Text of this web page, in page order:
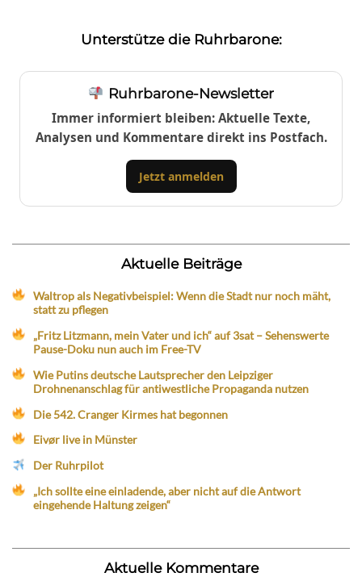
Unterstütze die Ruhrbarone:
Ruhrbarone-Newsletter
Immer informiert bleiben: Aktuelle Texte,
Analysen und Kommentare direkt ins Postfach.
Jetzt anmelden
Aktuelle Beiträge
Waltrop als Negativbeispiel: Wenn die Stadt nur noch mäht,
statt zu pflegen
„Fritz Litzmann, mein Vater und ich“ auf 3sat – Sehenswerte
Pause-Doku nun auch im Free-TV
Wie Putins deutsche Lautsprecher den Leipziger
Drohnenanschlag für antiwestliche Propaganda nutzen
Die 542. Cranger Kirmes hat begonnen
Eivør live in Münster
Der Ruhrpilot
„Ich sollte eine einladende, aber nicht auf die Antwort
eingehende Haltung zeigen“
Aktuelle Kommentare